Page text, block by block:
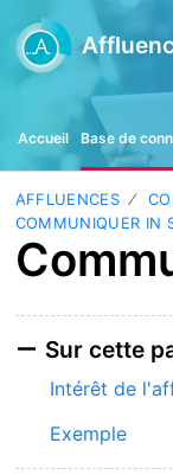
Accueil Base de
AFFLUENCES
COMMUNIQUER IN
Sur cette
Intérêt de
Exemple